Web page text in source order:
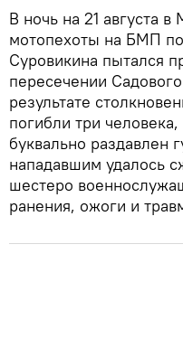
В ночь на 21 августа в
мотопехоты на БМП
Суровикина пытался
пересечении
результате
погибли три
буквально раздавлен
нападавшим удалось
шестеро
ранения, ожоги и